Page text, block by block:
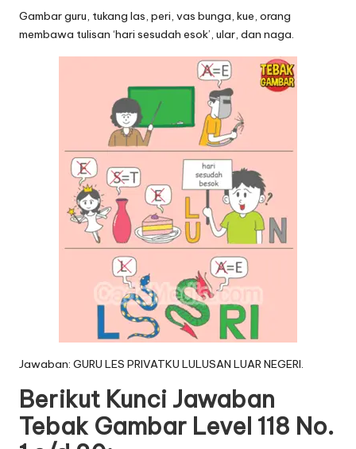
Gambar guru, tukang las, peri, vas bunga, kue, orang
membawa tulisan ‘hari sesudah esok’, ular, dan naga.
Jawaban: GURU LES PRIVATKU LULUSAN LUAR NEGERI.
Berikut Kunci Jawaban
Tebak Gambar Level 118 No.